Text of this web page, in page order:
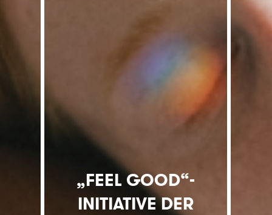
„FEEL GOOD“-
INITIATIVE DER